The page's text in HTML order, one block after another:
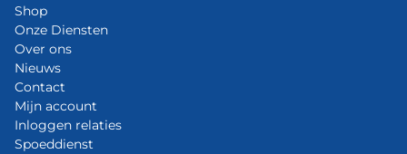
Shop
Onze Diensten
Over ons
Nieuws
Contact
Mijn account
Inloggen relaties
Spoeddienst